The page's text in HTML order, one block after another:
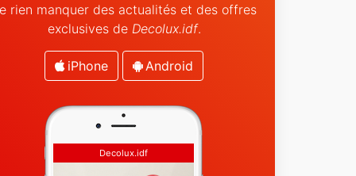
rien manquer des actualités et des offres
exclusives de Decolux.idf.
iPhone Android
Decolux.idf